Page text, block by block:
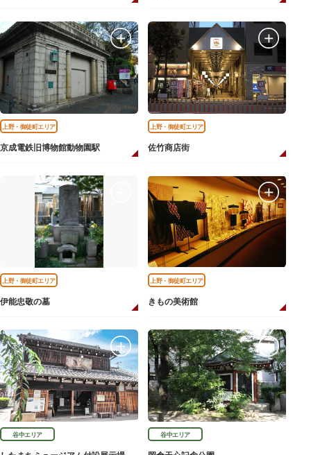
上野・御徒町エリア
京成電鉄旧博物館動物園駅
上野・御徒町エリア
佐竹商店街
上野・御徒町エリア
伊能忠敬の墓
上野・御徒町エリア
きもの美術館
谷中エリア 谷中エリア